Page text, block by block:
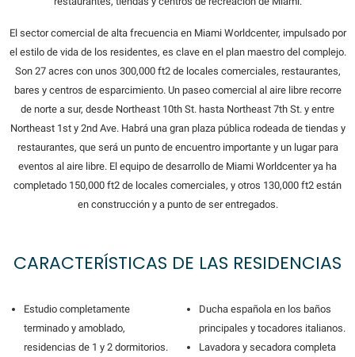
El sector comercial de alta frecuencia en Miami Worldcenter, impulsado por
el estilo de vida de los residentes, es clave en el plan maestro del complejo.
Son 27 acres con unos 300,000 ft2 de locales comerciales, restaurantes,
bares y centros de esparcimiento. Un paseo comercial al aire libre recorre
de norte a sur, desde Northeast 10th St. hasta Northeast 7th St. y entre
Northeast 1st y 2nd Ave. Habrá una gran plaza pública rodeada de tiendas y
restaurantes, que será un punto de encuentro importante y un lugar para
eventos al aire libre. El equipo de desarrollo de Miami Worldcenter ya ha
completado 150,000 ft2 de locales comerciales, y otros 130,000 ft2 están
en construcción y a punto de ser entregados.
CARACTERÍSTICAS DE LAS RESIDENCIAS
Estudio completamente
terminado y amoblado,
residencias de 1 y 2 dormitorios.
Ducha española en los baños
principales y tocadores italianos.
Lavadora y secadora completa